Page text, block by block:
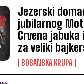
Jezerski
jubilarnog
Crvena jabuka
za veliki
BOSANSKA KRUPA